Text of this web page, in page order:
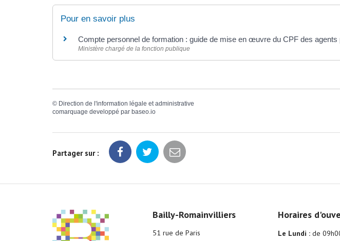
Pour en savoir plus
Compte personnel de formation : guide de mise en œuvre du CPF des agents
Ministère chargé de la fonction publique
© Direction de l'information légale et administrative
comarquage developpé par baseo.io
Partager sur :
Bailly-Romainvilliers
51 rue de Paris
Horaires
Le Lundi :de